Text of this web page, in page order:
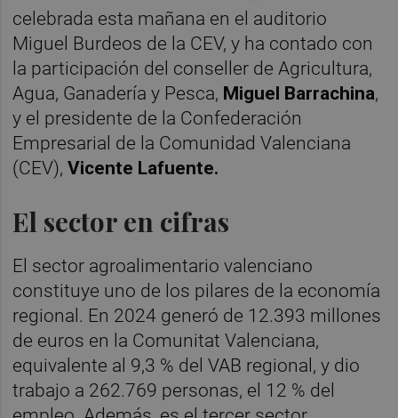
celebrada esta mañana en el auditorio
Miguel Burdeos de la CEV, y ha contado con
la participación del conseller de Agricultura,
Agua, Ganadería y Pesca, Miguel Barrachina,
y el presidente de la Confederación
Empresarial de la Comunidad Valenciana
(CEV),Vicente Lafuente.
El sector en cifras
El sector agroalimentario valenciano
constituye uno de los pilares de la economía
regional. En 2024 generó de 12.393 millones
de euros en la Comunitat Valenciana,
equivalente al 9,3 % del VAB regional, y dio
trabajo a 262.769 personas, el 12 % del